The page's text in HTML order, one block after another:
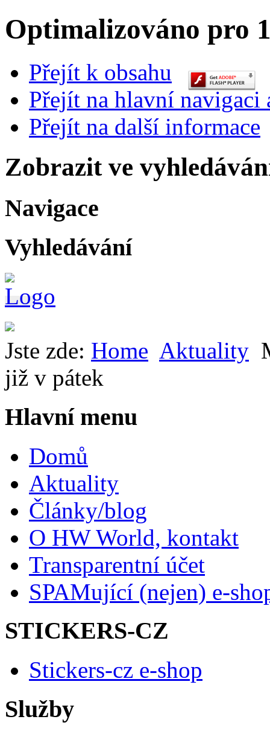
Optimalizováno pro
Přejít k obsahu
Přejít na hlavní navigaci
Přejít na další informace
Zobrazit ve
Navigace
Vyhledávání
Jste zde: Home Aktuality
již v pátek
Hlavní menu
Domů
Aktuality
Články/blog
O HW World, kontakt
Transparentní účet
SPAMující (nejen) e-
STICKERS-CZ
Stickers-cz e-shop
Služby